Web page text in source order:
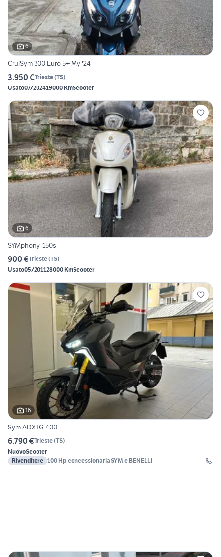
6
CruiSym 300 Euro 5+ My '24
3.950 €Trieste(TS)
Usato07/202419000 KmScooter
6
SYMphony-150s
900 €Trieste(TS)
Usato05/201128000 KmScooter
16
Sym ADXTG 400
6.790 €Trieste(TS)
NuovoScooter
Rivenditore 100 Hp concessionaria SYM e BENELLI